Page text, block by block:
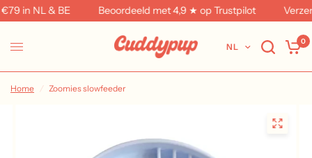
in NL & BE Beoordeeld met 4,9 ★ op Trustpilot
NL
0
Home / Zoomies slowfeeder